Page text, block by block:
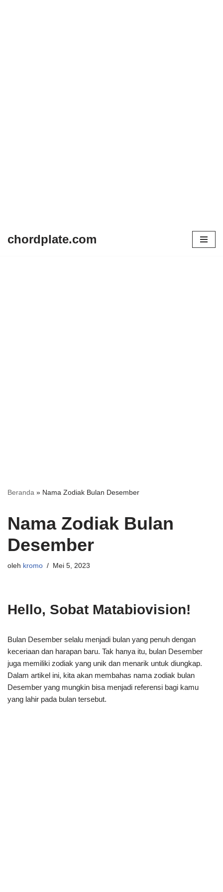
chordplate.com
Beranda » Nama Zodiak Bulan Desember
Nama Zodiak Bulan
Desember
oleh kromo Mei 5, 2023
Hello, Sobat Matabiovision!
Bulan Desember selalu menjadi bulan yang penuh dengan
keceriaan dan harapan baru. Tak hanya itu, bulan Desember
juga memiliki zodiak yang unik dan menarik untuk diungkap.
Dalam artikel ini, kita akan membahas nama zodiak bulan
Desember yang mungkin bisa menjadi referensi bagi kamu
yang lahir pada bulan tersebut.